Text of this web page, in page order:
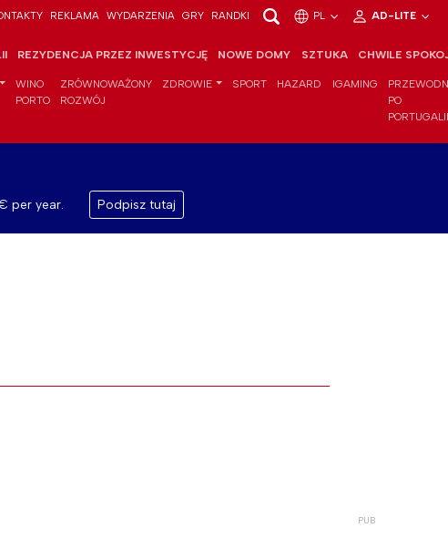
REKLAMA WYDARZENIA GRY RANDKI PL AD-LITE
REZYDENCJA PRZEZ INWESTYCJĘ NOWE DOMY SZTUKA CHWILE
WINO
PORTO
ZRÓWNOWAŻONY
ROZWÓJ
ZDROWIE SPORT HAZARD IGAMING
PO
PORTUGALII
per year. Podpisz tutaj